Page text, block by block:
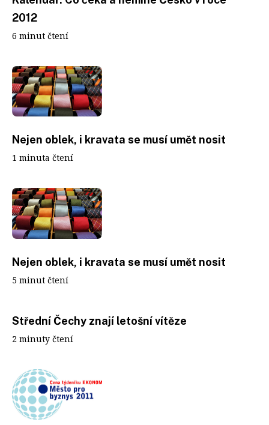
2012
6 minut čtení
Nejen oblek, i kravata se musí umět nosit
1 minuta čtení
Nejen oblek, i kravata se musí umět nosit
5 minut čtení
Střední Čechy znají letošní vítěze
2 minuty čtení